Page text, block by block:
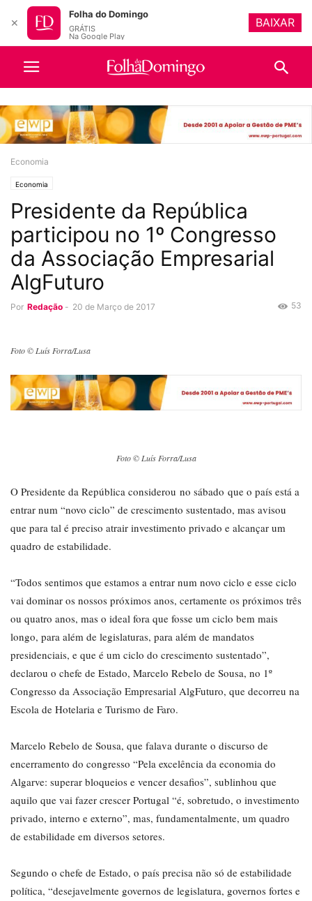
Economia
Economia
Presidente da República
participou no 1º Congresso
da Associação Empresarial
AlgFuturo
Por Redação - 20 de Março de 2017 53
Foto © Luís Forra/Lusa
Foto © Luís Forra/Lusa
O Presidente da República considerou no sábado que o país está a
entrar num “novo ciclo” de crescimento sustentado, mas avisou
que para tal é preciso atrair investimento privado e alcançar um
quadro de estabilidade.
“Todos sentimos que estamos a entrar num novo ciclo e esse ciclo
vai dominar os nossos próximos anos, certamente os próximos três
ou quatro anos, mas o ideal fora que fosse um ciclo bem mais
longo, para além de legislaturas, para além de mandatos
presidenciais, e que é um ciclo do crescimento sustentado”,
declarou o chefe de Estado, Marcelo Rebelo de Sousa, no 1º
Congresso da Associação Empresarial AlgFuturo, que decorreu na
Escola de Hotelaria e Turismo de Faro.
Marcelo Rebelo de Sousa, que falava durante o discurso de
encerramento do congresso “Pela excelência da economia do
Algarve: superar bloqueios e vencer desafios”, sublinhou que
aquilo que vai fazer crescer Portugal “é, sobretudo, o investimento
privado, interno e externo”, mas, fundamentalmente, um quadro
de estabilidade em diversos setores.
Segundo o chefe de Estado, o país precisa não só de estabilidade
política, “desejavelmente governos de legislatura, governos fortes e
✕
Folha do Domingo
GRÁTIS
Na Google Play
BAIXAR